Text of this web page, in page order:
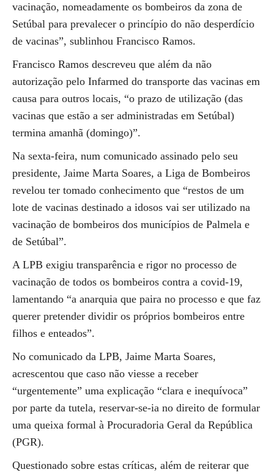
vacinação, nomeadamente os bombeiros da zona de
Setúbal para prevalecer o princípio do não desperdício
de vacinas”, sublinhou Francisco Ramos.
Francisco Ramos descreveu que além da não
autorização pelo Infarmed do transporte das vacinas em
causa para outros locais, “o prazo de utilização (das
vacinas que estão a ser administradas em Setúbal)
termina amanhã (domingo)”.
Na sexta-feira, num comunicado assinado pelo seu
presidente, Jaime Marta Soares, a Liga de Bombeiros
revelou ter tomado conhecimento que “restos de um
lote de vacinas destinado a idosos vai ser utilizado na
vacinação de bombeiros dos municípios de Palmela e
de Setúbal”.
A LPB exigiu transparência e rigor no processo de
vacinação de todos os bombeiros contra a covid-19,
lamentando “a anarquia que paira no processo e que faz
querer pretender dividir os próprios bombeiros entre
filhos e enteados”.
No comunicado da LPB, Jaime Marta Soares,
acrescentou que caso não viesse a receber
“urgentemente” uma explicação “clara e inequívoca”
por parte da tutela, reservar-se-ia no direito de formular
uma queixa formal à Procuradoria Geral da República
(PGR).
Questionado sobre estas críticas, além de reiterar que